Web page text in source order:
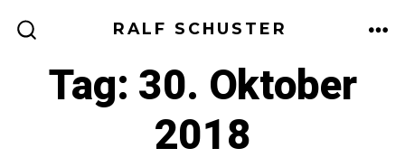
Inhalt
springen
RALF SCHUSTER
Tag: 30. Oktober
2018